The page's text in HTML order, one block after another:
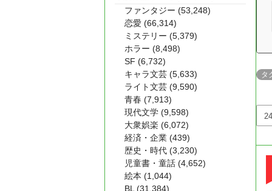
タ
ファンタジー (53,248)
恋愛 (66,314)
ミステリー (5,379)
ホラー (8,498)
SF (6,732)
キャラ文芸 (5,633)
ライト文芸 (9,590)
青春 (7,913)
現代文学 (9,598)
大衆娯楽 (6,072)
経済・企業 (439)
歴史・時代 (3,230)
児童書・童話 (4,652)
絵本 (1,044)
BL (31,384)